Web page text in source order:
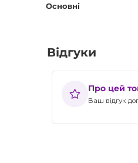
Основні
Відгуки
Про цей
Ваш відгук